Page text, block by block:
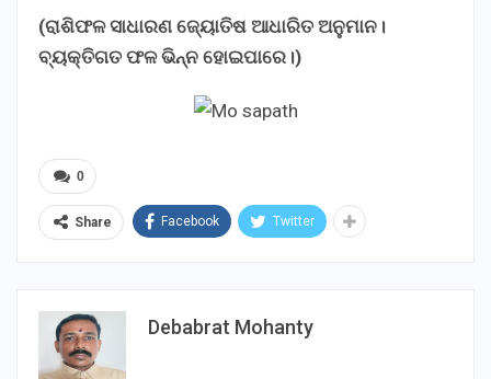
(ରାଶିଫଳ ସାଧାରଣ ଜ୍ୟୋତିଷ ଆଧାରିତ ଅନୁମାନ।
ବ୍ୟକ୍ତିଗତ ଫଳ ଭିନ୍ନ ହୋଇପାରେ।)
0
Share Facebook Twitter
Debabrat Mohanty